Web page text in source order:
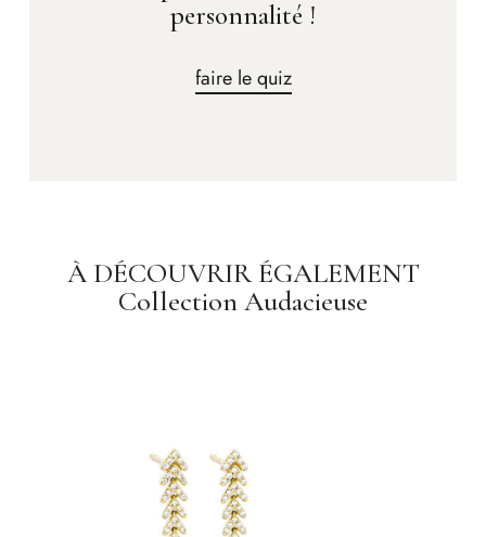
personnalité !
faire le quiz
À DÉCOUVRIR ÉGALEMENT
Collection Audacieuse